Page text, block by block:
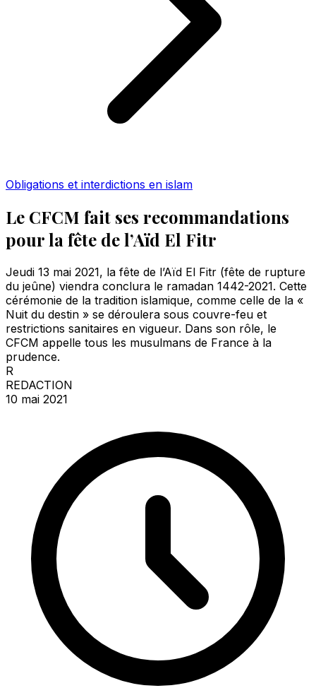
Obligations et interdictions en islam
Le CFCM fait ses recommandations
pour la fête de l’Aïd El Fitr
Jeudi 13 mai 2021, la fête de l’Aïd El Fitr (fête de rupture
du jeûne) viendra conclura le ramadan 1442-2021. Cette
cérémonie de la tradition islamique, comme celle de la «
Nuit du destin » se déroulera sous couvre-feu et
restrictions sanitaires en vigueur. Dans son rôle, le
CFCM appelle tous les musulmans de France à la
prudence.
R
REDACTION
10 mai 2021